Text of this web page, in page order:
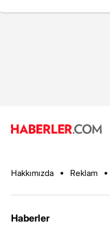
Hakkımızda Reklam
Haberler